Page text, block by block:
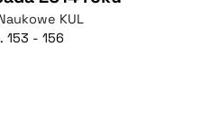
KUL
153 - 156